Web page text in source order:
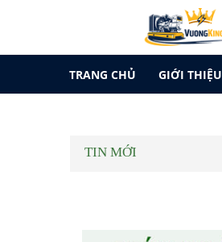
TRANG CHỦ GIỚI THIỆU
TIN MỚI